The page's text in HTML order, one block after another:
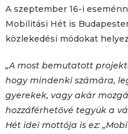
A szeptember 16-i
Mobilitási Hét is
közlekedési módokat
„A most bemutatott
hogy mindenki számára,
gyerekek, vagy akár
hozzáférhetővé tegyük a
Hét idei mottója is ez: